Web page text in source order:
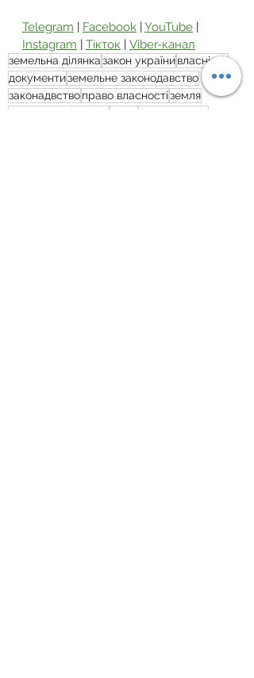
Telegram | Facebook | YouTube |
Instagram | Тікток | Viber-канал
земельна ділянказакон українивласність
документиземельне законодавство
законадвствоправо власностіземля
приватизація землі
війна
приватизація